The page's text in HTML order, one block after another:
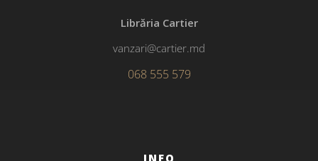
Librăria Cartier
vanzari@cartier.md
068 555 579
INFO